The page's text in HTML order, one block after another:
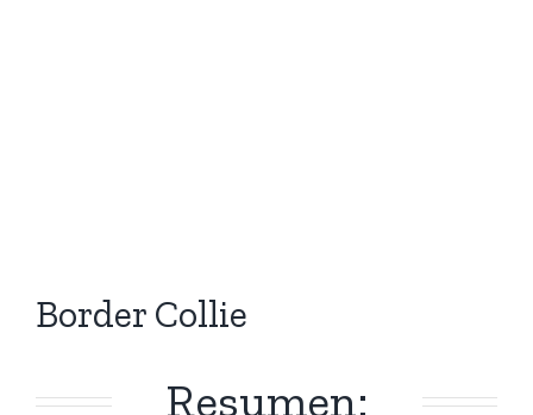
Border Collie
Resumen: